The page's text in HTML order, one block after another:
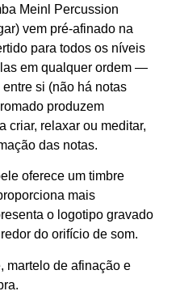
Meinl Percussion
vem pré-afinado na
para todos os níveis
em qualquer ordem —
si (não há notas
produzem
criar, relaxar ou meditar,
das notas.
oferece um timbre
mais
o logotipo gravado
do orifício de som.
martelo de afinação e